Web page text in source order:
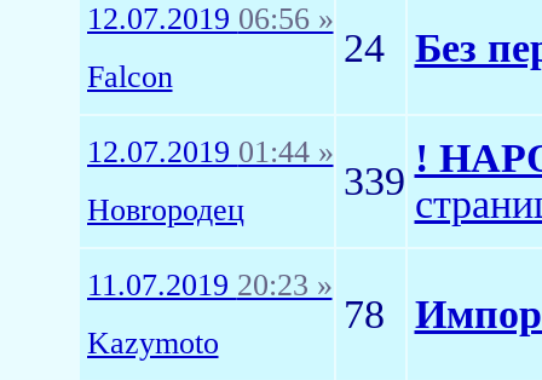
12.07.2019 06:56 »
Falcon
24 Без
12.07.2019 01:44 »
Новrородец
339
!
11.07.2019 20:23 »
Kazymoto
78